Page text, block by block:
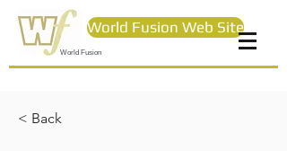
World Fusion
World Fusion Web Site
< Back